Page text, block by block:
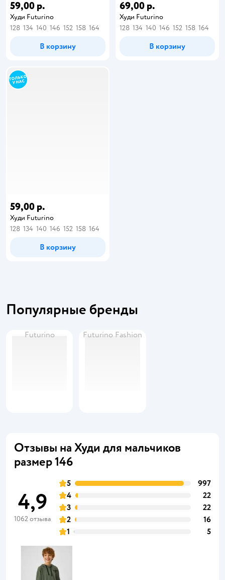
59,00 р.
Худи Futurino
128 134 140 146 152 158 164
В корзину
69,00 р.
Худи Futurino
128 134 140 146 152 158 164
В корзину
59,00 р.
Худи Futurino
128 134 140 146 152 158 164
В корзину
Популярные бренды
Futurino Futurino Fashion
Отзывы на Худи для мальчиков
размер 146
4,9
1062 отзыва
5
997
4
22
3
22
2
16
1
5